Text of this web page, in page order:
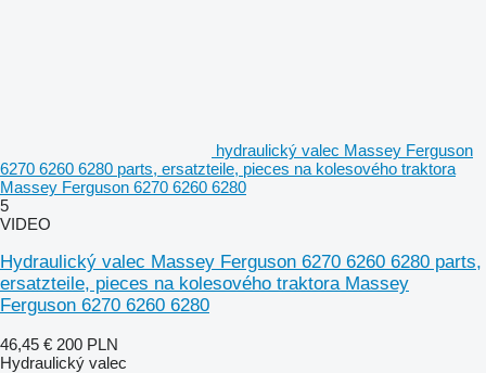
hydraulický valec Massey Ferguson
6270 6260 6280 parts, ersatzteile, pieces na kolesového traktora
Massey Ferguson 6270 6260 6280
5
VIDEO
Hydraulický valec Massey Ferguson 6270 6260 6280 parts,
ersatzteile, pieces na kolesového traktora Massey
Ferguson 6270 6260 6280
46,45 € 200 PLN
Hydraulický valec